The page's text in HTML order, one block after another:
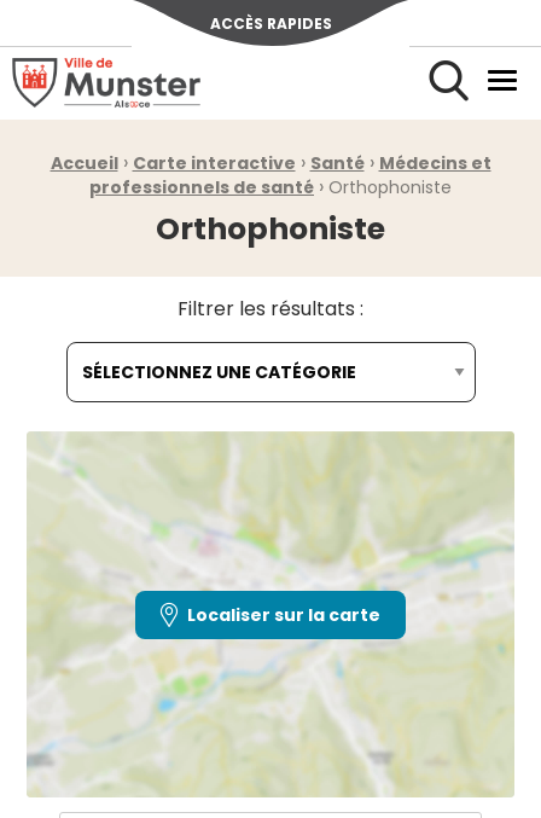
ACCÈS RAPIDES
Ville de Munster (Alsace) Située au cœur de l’Alsace et de
Rechercher
Fil d'Ariane :
Accueil › Carte interactive › Santé › Médecins et
professionnels de santé › Orthophoniste
Orthophoniste
Filtrer les résultats :
Localiser sur la carte